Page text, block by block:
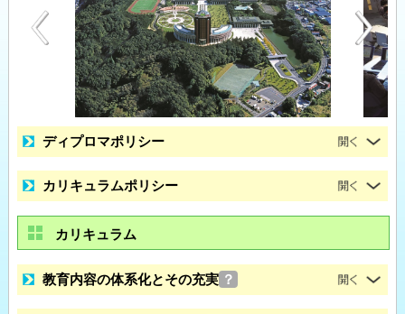
ディプロマポリシー
カリキュラムポリシー
カリキュラム
教育内容の体系化とその充実 ？